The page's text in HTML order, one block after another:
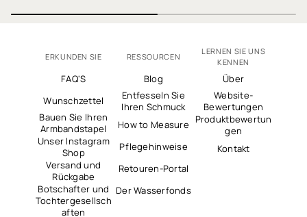
ERKUNDEN SIE
FAQ'S
Wunschzettel
Bauen Sie Ihren
Armbandstapel
Unser Instagram
Shop
Versand und
Rückgabe
Botschafter und
Tochtergesellsch
aften
RESSOURCEN
Blog
Entfesseln Sie
Ihren Schmuck
How to Measure
Pflegehinweise
Retouren-Portal
Der Wasserfonds
LERNEN SIE UNS
KENNEN
Über
Website-
Bewertungen
Produktbewertun
gen
Kontakt